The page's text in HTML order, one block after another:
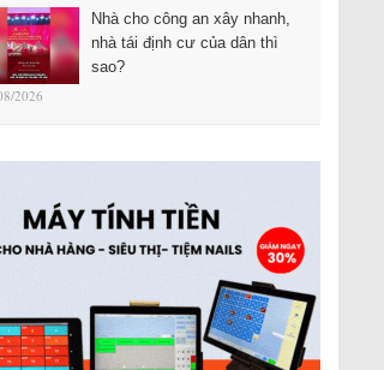
Nhà cho công an xây nhanh,
nhà tái định cư của dân thì
sao?
2026